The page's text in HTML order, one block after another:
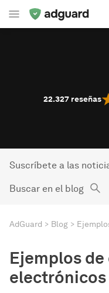
22.327 reseñas
Suscríbete a las
Buscar en el blog
AdGuard Blog
Ejemplos